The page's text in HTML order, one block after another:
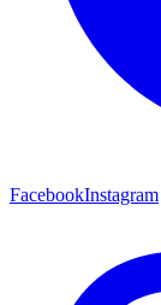
FacebookInstagram